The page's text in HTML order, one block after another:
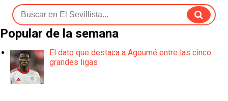
Popular de la semana
El dato que destaca a Agoumé entre las cinco
grandes ligas